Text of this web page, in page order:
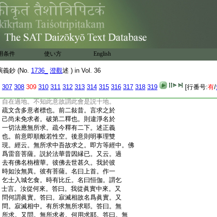
条件 使い方 English
義鈔 (No. 1736_ 澄觀述 ) in Vol. 36
307 308 309 310 311 312 313 314 315 316 317 318 319 [行番号:有/
覺證成。疏二約見性下。此上即藏和尚意。
此下即天台圓教之意。故云昔人竪説五種
菩提。我即横開六即。此中當其分眞即也。
於中四。一正明。二若爾下設難。三請以下
解釋。先喩圓融法。後喩行布。四依於此
義下結成。疏又即由此義廢高就下等者。亦
天台意。智者雖説四教三教及至果 13
14
有實事。但就教中施設有果。進入位後
果即便虚。如別教説三賢十地。修三賢位
則有可修。及至登地更無有別。別教十
自在過地。不知此意故謂此會是説十地。
疏文含多意者標也。前二敍昔。言求之於
己尚未免求者。破第二釋也。則違淨名於
一切法應無所求。疏今釋有二下。述正義
也。前意即順般若性空。後意則明事理雙
現。經云。無所求中吾故求之。即方等經中。佛
爲雷音菩薩。説於法華昔因縁已。又云。過
去有佛名栴檀華。彼佛去世甚久。我於彼
時如汝無異。彼有菩薩。名曰上首。作一
乞士入城乞食。時有比丘。名曰恒伽。謂乞
士言。汝從何來。答曰。我從眞實中來。又
問何謂眞實。答曰。寂滅相故名爲眞實。又
問。寂滅相中。有所求無所求耶。答曰。無
所求。又問。無所求者。何用求耶。答曰。無